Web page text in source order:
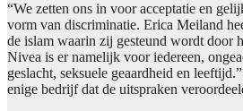
“We zetten ons in voor acceptatie en
vorm van discriminatie. Erica Meiland
de islam waarin zij gesteund wordt door
Nivea is er namelijk voor iedereen,
geslacht, seksuele geaardheid en
enige bedrijf dat de uitspraken